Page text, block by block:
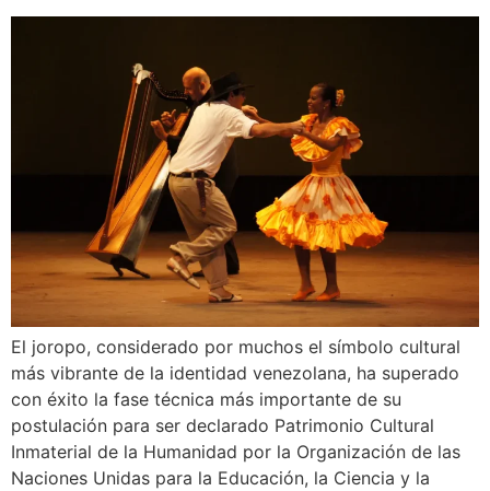
El joropo, considerado por muchos el símbolo cultural
más vibrante de la identidad venezolana, ha superado
con éxito la fase técnica más importante de su
postulación para ser declarado Patrimonio Cultural
Inmaterial de la Humanidad por la Organización de las
Naciones Unidas para la Educación, la Ciencia y la